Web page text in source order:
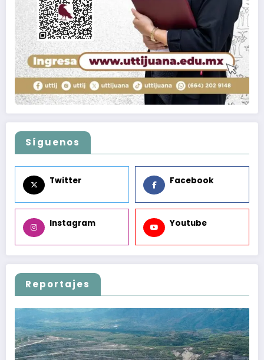
Síguenos
Twitter Facebook
Instagram Youtube
Reportajes